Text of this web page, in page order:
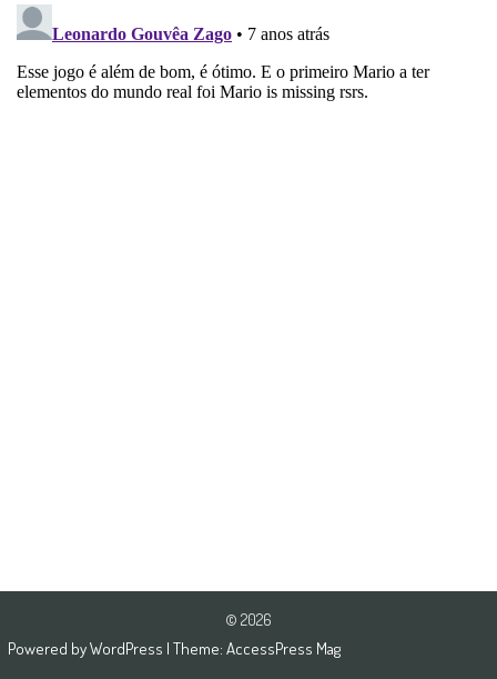
© 2026
Powered byWordPress | Theme: AccessPress Mag